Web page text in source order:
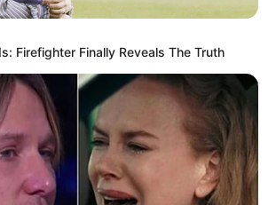
bisa terlibat dalam serial yang naskahnya
Ok. Karena itu merupakan impiannya
kepada sutradara Joo Dong Min yang
dirinya lebih baik memerankan karakter
aktor Yoon Jong Hoon yang
di serialThe Penthouse.
Firefighter Finally Reveals The Truth